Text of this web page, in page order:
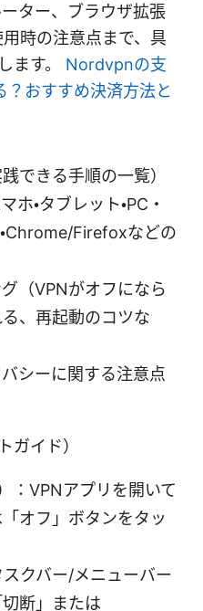
ター、ブラウザ拡張
時の注意点まで、具
ます。 Nordvpnの支
おすすめ決済方法と
できる手順の一覧）
・タブレット・PC・
Chrome/Firefoxなどの
（VPNがオフになら
、再起動のコツな
シーに関する注意点
ガイド）
：VPNアプリを開いて
オフ」ボタンをタッ
クバー/メニューバー
断」または